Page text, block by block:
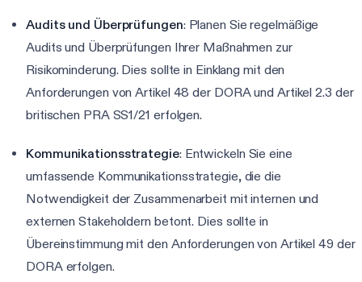
Audits und Überprüfungen: Planen Sie regelmäßige
Audits und Überprüfungen Ihrer Maßnahmen zur
Risikominderung. Dies sollte in Einklang mit den
Anforderungen von Artikel 48 der DORA und Artikel 2.3 der
britischen PRA SS1/21 erfolgen.
Kommunikationsstrategie: Entwickeln Sie eine
umfassende Kommunikationsstrategie, die die
Notwendigkeit der Zusammenarbeit mit internen und
externen Stakeholdern betont. Dies sollte in
Übereinstimmung mit den Anforderungen von Artikel 49 der
DORA erfolgen.